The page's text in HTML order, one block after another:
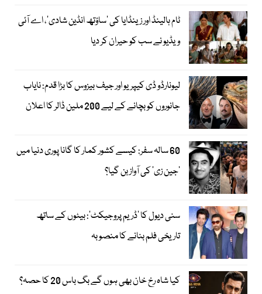
ٹام ہالینڈ اور زینڈایا کی ’ساؤتھ انڈین شادی‘، اے آئی
ویڈیو نے سب کو حیران کر دیا
لیونارڈو ڈی کیپریو اور جیف بیزوس کا بڑا قدم: نایاب
جانوروں کو بچانے کے لیے 200 ملین ڈالر کا اعلان
60 سالہ سفر: کیسے کشور کمار کا گانا پوری دنیا میں
’جین زی‘ کی آواز بن گیا؟
سنی دیول کا ’ڈریم پروجیکٹ‘: بیٹوں کے ساتھ
تاریخی فلم بنانے کا منصوبہ
کیا شاہ رخ خان بھی ہوں گے بگ باس 20 کا حصہ؟